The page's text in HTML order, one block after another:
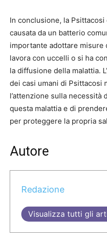
In conclusione, la
causata da un batterio
importante adottare misure
lavora con uccelli o si ha
la diffusione della malattia.
dei casi umani di Psittacosi
l’attenzione sulla necessità
questa malattia e di
per proteggere la propria
Autore
Redazione
Visualizza tutti gli